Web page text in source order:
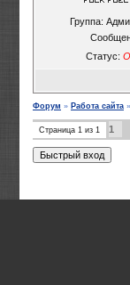
Группа:
Статус:
Форум » Работа сайта »
Страница 1 из 1 1